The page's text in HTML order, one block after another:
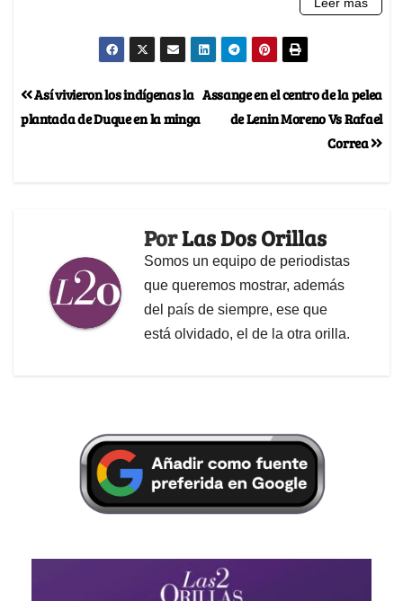
Assange en el centro de la pelea
de Lenin Moreno Vs Rafael
Correa
Así vivieron los indígenas la
plantada de Duque en la minga
PorLas Dos Orillas
Somos un equipo de periodistas
que queremos mostrar, además
del país de siempre, ese que
está olvidado, el de la otra orilla.